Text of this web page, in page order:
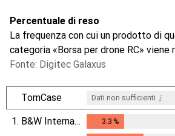
Percentuale di reso
La frequenza con cui un prodotto di
categoria «Borsa per drone RC»
Fonte: Digitec Galaxus
TomCase Dati non sufficienti i
1. B&W International 3.3 %